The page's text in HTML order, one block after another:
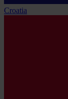
Croatia